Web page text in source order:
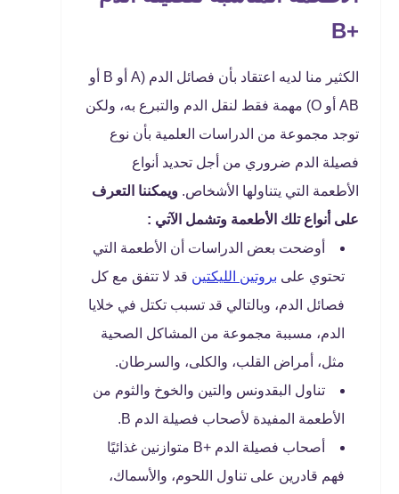
+B
الكثير منا لديه اعتقاد بأن فصائل الدم (A أو B أو
AB أو O) مهمة فقط لنقل الدم والتبرع به، ولكن
توجد مجموعة من الدراسات العلمية بأن نوع
فصيلة الدم ضروري من أجل تحديد أنواع
الأطعمة التي يتناولها الأشخاص. ويمكننا التعرف
على أنواع تلك الأطعمة وتشمل الآتي :
أوضحت بعض الدراسات أن الأطعمة التي
تحتوي على بروتين الليكتين قد لا تتفق مع كل
فصائل الدم، وبالتالي قد تسبب تكتل في خلايا
الدم، مسببة مجموعة من المشاكل الصحية
مثل، أمراض القلب، والكلى، والسرطان.
تناول البقدونس والتين والخوخ والثوم من
الأطعمة المفيدة لأصحاب فصيلة الدم B.
أصحاب فصيلة الدم +B متوازنين غذائيًا
فهم قادرين على تناول اللحوم، والأسماك،